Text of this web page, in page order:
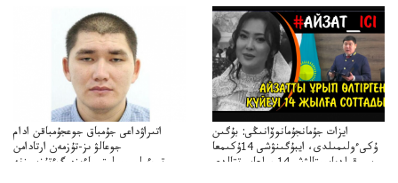
اتىراۋداعى جۇمباق جوعجۇمباقن ادام
جوعالۋ ىز-تۇزمەن ارتادامن
وتبءولىمىپوليتسياءىزەرگءتۇزسىزنە
ايزات جۇمانجۇمانوۆانىڭى: بۇگىن
ۇكىءولىمىلدى، ايبۇگىنۋشى 14ۇكىمعا
سووقىلدىايىپتالۋشى14جىلعاسوتتالدى